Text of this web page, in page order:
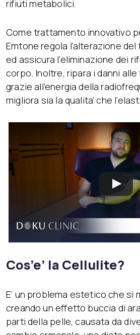
rifiuti metabolici.
Come trattamento innovativo
Emtone regola l’alterazione
ed assicura l’eliminazione dei
corpo. Inoltre, ripara i danni
grazie all’energia della
migliora sia la qualita’ che
Cos’e’ la Cellulite?
E’ un problema estetico che si
creando un effetto buccia di
parti della pelle, causata da